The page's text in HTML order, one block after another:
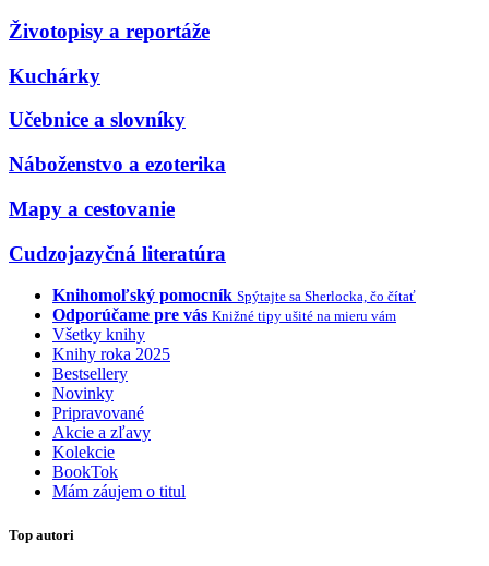
Životopisy a reportáže
Kuchárky
Učebnice a slovníky
Náboženstvo a ezoterika
Mapy a cestovanie
Cudzojazyčná literatúra
Knihomoľský pomocník Spýtajte sa Sherlocka, čo čítať
Odporúčame pre vás Knižné tipy ušité na mieru vám
Všetky knihy
Knihy roka 2025
Bestsellery
Novinky
Pripravované
Akcie a zľavy
Kolekcie
BookTok
Mám záujem o titul
Top autori